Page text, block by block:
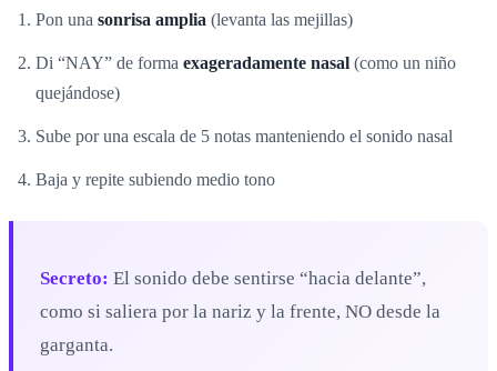
Pon una sonrisa amplia (levanta las mejillas)
Di “NAY” de forma exageradamente nasal (como un niño
quejándose)
Sube por una escala de 5 notas manteniendo el sonido nasal
Baja y repite subiendo medio tono
Secreto: El sonido debe sentirse “hacia delante”,
como si saliera por la nariz y la frente, NO desde la
garganta.